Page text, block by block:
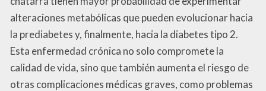
alteraciones metabólicas que pueden evolucionar hacia
la prediabetes y, finalmente, hacia la diabetes tipo 2.
Esta enfermedad crónica no solo compromete la
calidad de vida, sino que también aumenta el riesgo de
otras complicaciones médicas graves, como problemas